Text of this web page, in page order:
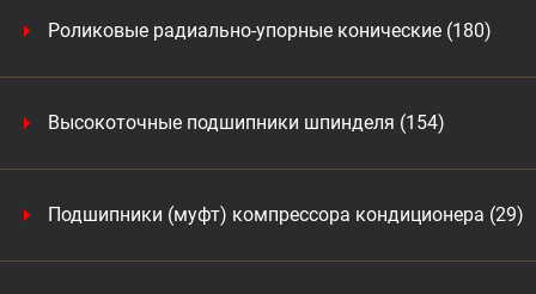
Роликовые радиально-упорные конические (180)
Высокоточные подшипники шпинделя (154)
Подшипники (муфт) компрессора кондиционера (29)